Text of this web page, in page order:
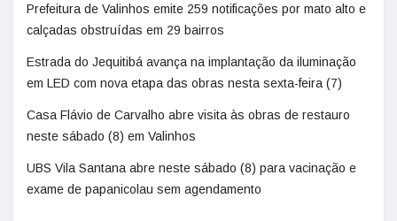
Prefeitura de Valinhos emite 259 notificações por mato alto e
calçadas obstruídas em 29 bairros
Estrada do Jequitibá avança na implantação da iluminação
em LED com nova etapa das obras nesta sexta-feira (7)
Casa Flávio de Carvalho abre visita às obras de restauro
neste sábado (8) em Valinhos
UBS Vila Santana abre neste sábado (8) para vacinação e
exame de papanicolau sem agendamento